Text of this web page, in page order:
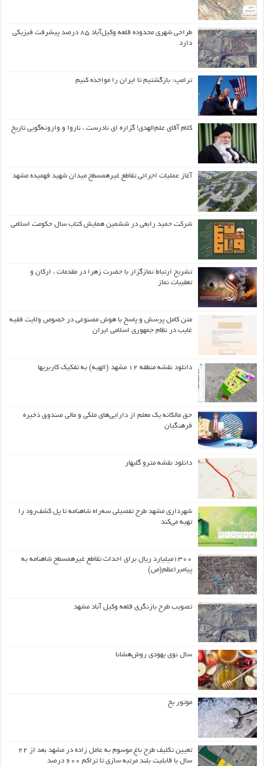
طراحی شهری محدوده قلعه وکیل‌آباد ۸۵ درصد پیشرفت فیزیکی
دارد
ترامپ: بازگشتیم تا ایران را مواخذه کنیم
کلام آقای علم‌الهدی! گزاره ای نادرست ، ناروا و وارونه‌گویی تاریخ
آغاز عملیات اجرائی تقاطع غیرهمسطح میدان شهید فهمیده مشهد
شرکت حمید رابعی در ششمین همایش کتاب سال حکومت اسلامی
تشریح ارتباط نمازگزار با حضرت زهرا در مقدمات ، ارکان و
تعقیبات نماز
متن کامل پرسش و پاسخ با هوش مصنوعی در خصوص ولایت فقیه
غایب در نظام جمهوری اسلامی ایران
دانلود نقشه منطقه ۱۲ مشهد (الهیه) به تفکیک کاربریها
حق مالکانه یک معلم از دارایی‌های ملکی و مالی صندوق ذخیره
فرهنگیان
دانلود نقشه مترو گلبهار
شهرداری مشهد طرح تفصیلی سه‌راه شاهنامه تا پل کشف‌رود را
تهیه می‌کند
۱۳۰۰میلیارد ریال برای احداث تقاطع غیرهمسطح شاهنامه به
پیامبراعظم(ص)
تصویب طرح بازنگری قلعه وکیل آباد مشهد
سال نوی یهودی روش‌هشانا
موتور یخ
تعیین تکلیف طرح باغ موسوم به عامل زاده در مشهد بعد از ۲۲
سال با قابلیت بلند مرتبه سازی تا تراکم ۶۰۰ درصد